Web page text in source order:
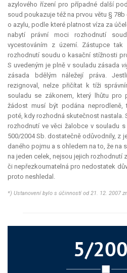
azylového řízení pro případné další
soud poukazuje též na prvou větu §
o azylu, podle které platnost víza za
nabytí právní moci rozhodnutí
vycestováním z území. Zástupce
rozhodnutí soudu o kasační stížnosti
S uvedeným je plně v souladu zásada
zásada bdělým náležejí práva.
rezignoval, nelze přičítat k tíži
souladu se zákonem, který lhůtu pro
žádost musí být podána neprodleně,
poté, kdy rozhodná skutečnost nastala.
rozhodnutí ve věci žalobce v souladu
500/2004 Sb. dostatečně odůvodnily, z
daného pojmu a s ohledem na to, že na
na jeden celek, nejsou jejich rozhodnutí
či nepřezkoumatelná pro nedostatek
proto neshledal.
*) Ustanovení bylo s účinností od 21. 12. 2007